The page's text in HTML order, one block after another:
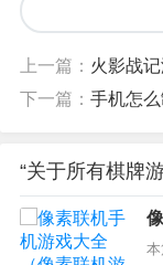
上一篇： 火影战
下一篇： 手机怎么
“关于所有棋牌